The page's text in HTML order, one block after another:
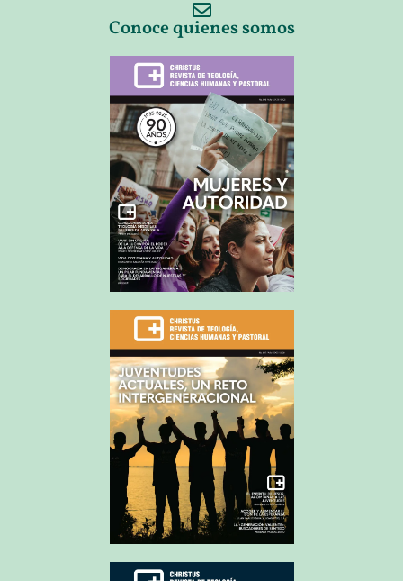
Conoce quienes somos